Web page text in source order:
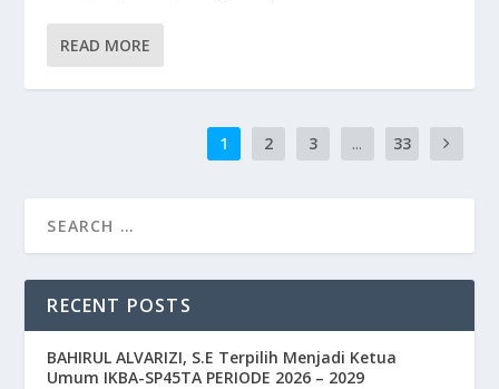
READ MORE
1 2 3 ... 33
RECENT POSTS
BAHIRUL ALVARIZI, S.E Terpilih Menjadi Ketua
Umum IKBA-SP45TA PERIODE 2026 – 2029